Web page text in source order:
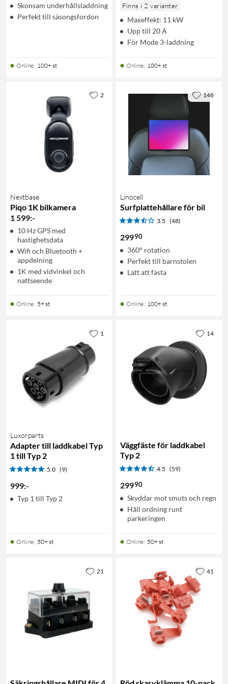
Skonsam underhållsladdning
Perfekt till säsongsfordon
Online: 100+ st
Finns i 2 varianter
Maxeffekt: 11 kW
Upp till 20 A
För Mode 3-laddning
Online: 100+ st
Nextbase
Piqo 1K bilkamera
1 599:-
10 Hz GPS med
hastighetsdata
Wifi och Bluetooth +
appdelning
1K med vidvinkel och
nattseende
Online: 5+ st
2
Linocell
Surfplattehållare för bil
3.5 (48)
29990
360° rotation
Perfekt till barnstolen
Lätt att fästa
Online: 100+ st
148
Luxorparts
Adapter till laddkabel Typ
1 till Typ 2
5.0 (9)
999:-
Typ 1 till Typ 2
Online: 50+ st
1
Väggfäste för laddkabel
Typ 2
4.5 (59)
29990
Skyddar mot smuts och regn
Håll ordning runt
parkeringen
Online: 50+ st
14
21 41